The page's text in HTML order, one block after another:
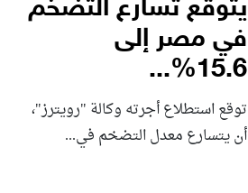
يتوقع تسارع التضخم
في مصر إلى
15.6%...
توقع استطلاع أجرته وكالة "رويترز"،
أن يتسارع ‌معدل التضخم في...